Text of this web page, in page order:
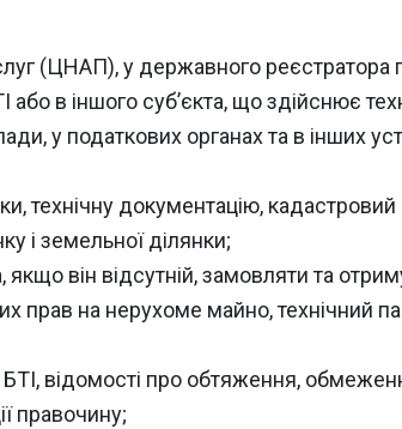
(ЦНАП), у державного реєстратора
в іншого суб’єкта, що здійснює
у податкових органах та в інших
технічну документацію, кадастровий
і земельної ділянки;
він відсутній, замовляти та
прав на нерухоме майно, технічний
БТІ, відомості про обтяження,
правочину;